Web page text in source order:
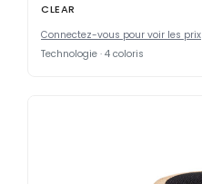
CLEAR
Connectez-vous pour voir les prix
Technologie · 4 coloris